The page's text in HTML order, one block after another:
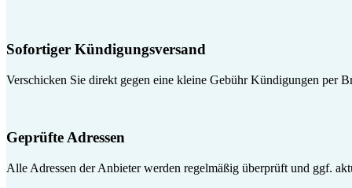
Sofortiger Kündigungsversand
Verschicken Sie direkt gegen eine kleine Gebühr Kündigungen per
Geprüfte Adressen
Alle Adressen der Anbieter werden regelmäßig überprüft und ggf.